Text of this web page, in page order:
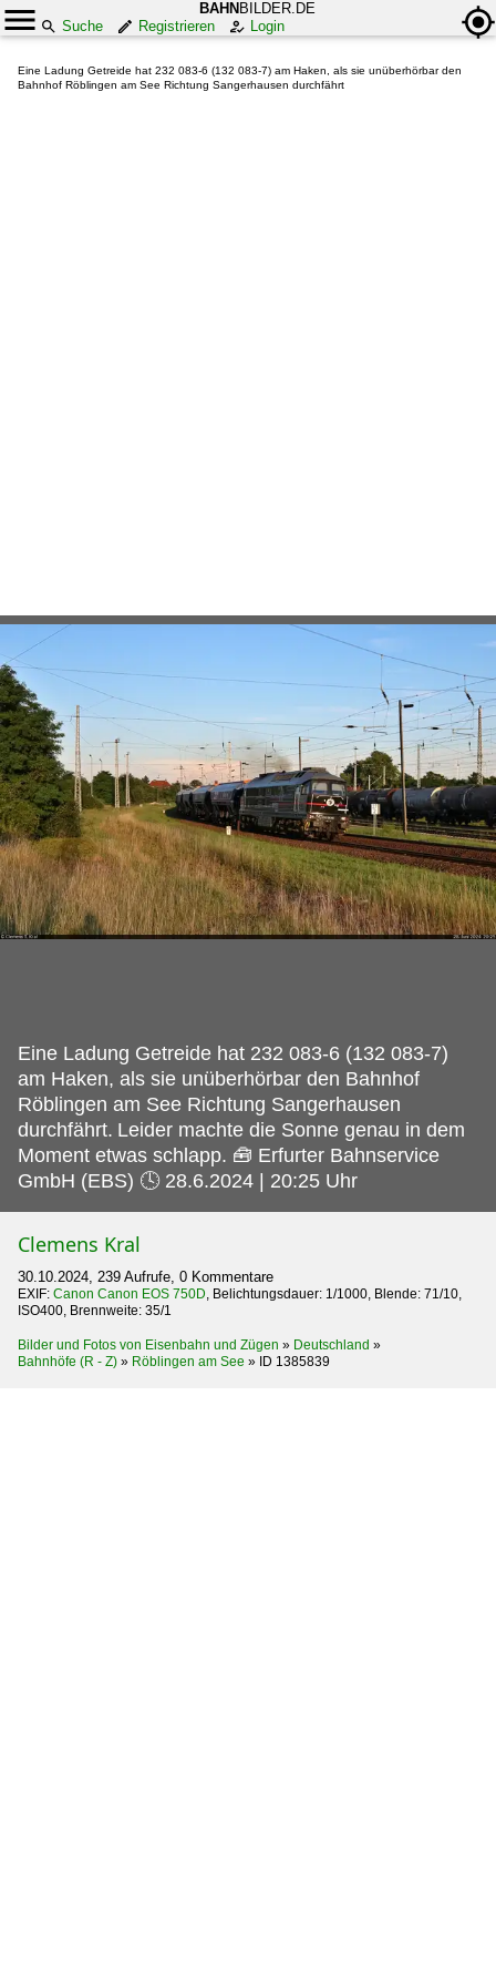
BAHN BILDER.DE
Suche
Registrieren Login
Eine Ladung Getreide hat 232 083-6 (132 083-7) am Haken, als sie unüberhörbar den
Bahnhof Röblingen am See Richtung Sangerhausen durchfährt
Eine Ladung Getreide hat 232 083-6 (132 083-7)
am Haken, als sie unüberhörbar den Bahnhof
Röblingen am See Richtung Sangerhausen
durchfährt. Leider machte die Sonne genau in dem
Moment etwas schlapp. 🧰 Erfurter Bahnservice
GmbH (EBS) 🕓 28.6.2024 | 20:25 Uhr
Clemens Kral
30.10.2024, 239 Aufrufe, 0 Kommentare
EXIF: Canon Canon EOS 750D, Belichtungsdauer: 1/1000, Blende: 71/10,
ISO400, Brennweite: 35/1
Bilder und Fotos von Eisenbahn und Zügen » Deutschland »
Bahnhöfe (R - Z) » Röblingen am See » ID 1385839